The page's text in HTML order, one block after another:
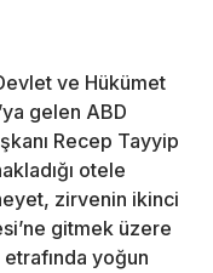
ve Hükümet
gelen ABD
Recep Tayyip
otele
zirvenin ikinci
gitmek üzere
etrafında yoğun